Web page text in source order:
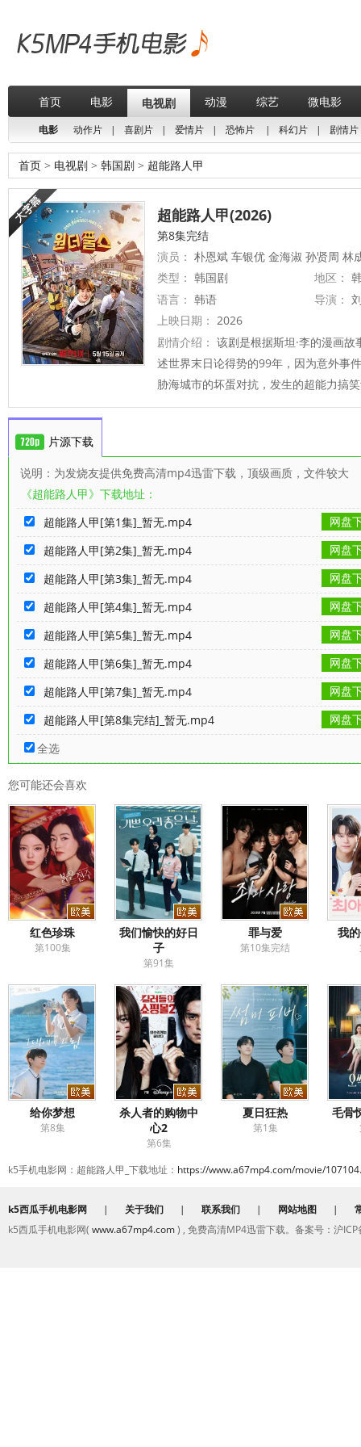
首页 电影 电视剧 动漫 综艺 微电影
电影 动作片 | 喜剧片 | 爱情片 | 恐怖片 | 科幻片 | 剧情片
首页 > 电视剧 > 韩国剧 > 超能路人甲
超能路人甲(2026)
第8集完结
演员： 朴恩斌 车银优 金海淑 孙贤周 林
类型： 韩国剧 地区：
语言： 韩语 导演：
上映日期： 2026
剧情介绍： 该剧是根据斯坦·李的漫画
述世界末日论得势的99年，因为意外事
胁海城市的坏蛋对抗，发生的超能力搞
片源下载
说明：为发烧友提供免费高清mp4迅雷下载，顶级画质，文件较大
《超能路人甲》下载地址：
超能路人甲[第1集]_暂无.mp4
网盘
超能路人甲[第2集]_暂无.mp4
网盘
超能路人甲[第3集]_暂无.mp4
网盘
超能路人甲[第4集]_暂无.mp4
网盘
超能路人甲[第5集]_暂无.mp4
网盘
超能路人甲[第6集]_暂无.mp4
网盘
超能路人甲[第7集]_暂无.mp4
网盘
超能路人甲[第8集完结]_暂无.mp4
网盘
全选
您可能还会喜欢
红色珍珠
第100集
我们愉快的好日
子
第91集
罪与爱
第10集完结
我
给你梦想
第8集
杀人者的购物中
心2
第6集
夏日狂热
第1集
毛骨
k5手机电影网：超能路人甲_下载地址： https://www.a67mp4.com/movie/
k5西瓜手机电影网 | 关于我们 | 联系我们 | 网站地图 |
k5西瓜手机电影网( www.a67mp4.com) , 免费高清MP4迅雷下载。备案号：沪